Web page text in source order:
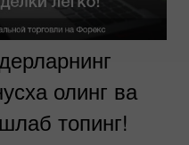
олинг ва
топинг!